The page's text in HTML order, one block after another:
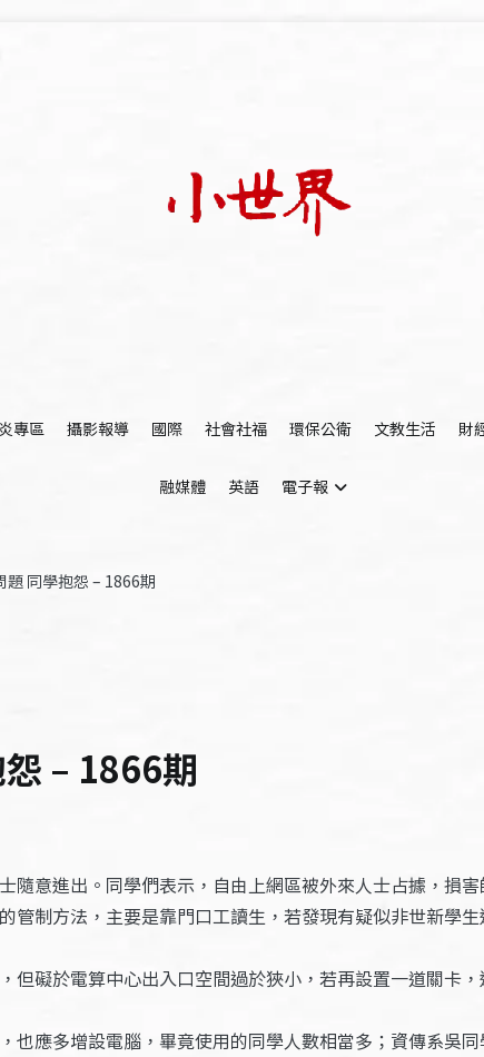
專區 攝影報導 國際 社會社福 環保公衛 文教生活 財
融媒體 英語 電子報
題 同學抱怨 – 1866期
– 1866期
隨意進出。同學們表示，自由上網區被外來人士占據，損
管制方法，主要是靠門口工讀生，若發現有疑似非世新學
但礙於電算中心出入口空間過於狹小，若再設置一道關卡
也應多增設電腦，畢竟使用的同學人數相當多；資傳系吳